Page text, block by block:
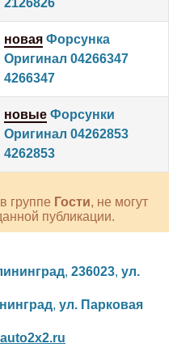
новая Форсунка
Оригинал 04266347
4266347
новые Форсунки
Оригинал 04262853
4262853
группе Гости, не могут
публикации.
, 236023, ул.
, ул. Парковая